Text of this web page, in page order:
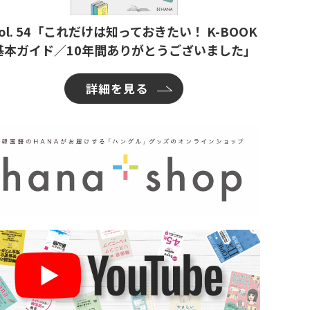
54「これだけは知っておきたい！ K-BOOK
本ガイド／10年間ありがとうございました」
詳細を見る